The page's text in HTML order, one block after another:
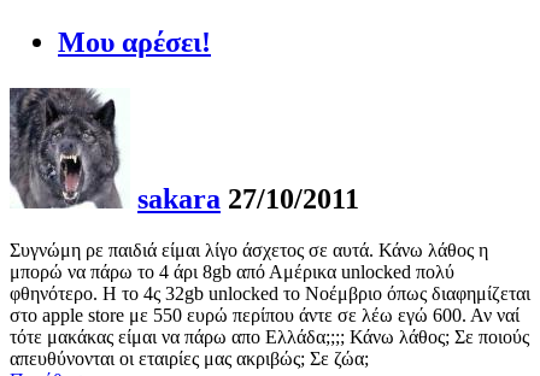
Μου αρέσει!
sakara 27/10/2011
Συγνώμη ρε παιδιά είμαι λίγο άσχετος σε αυτά. Κάνω λάθος η
μπορώ να πάρω το 4 άρι 8gb από Αμέρικα unlocked πολύ
φθηνότερο. Η το 4ς 32gb unlocked το Νοέμβριο όπως διαφημίζεται
στο apple store με 550 ευρώ περίπου άντε σε λέω εγώ 600. Αν ναί
τότε μακάκας είμαι να πάρω απο Ελλάδα;;;; Κάνω λάθος; Σε ποιούς
απευθύνονται οι εταιρίες μας ακριβώς; Σε ζώα;